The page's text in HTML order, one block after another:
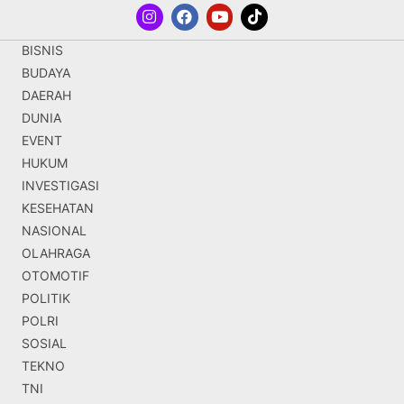
BISNIS
BUDAYA
DAERAH
DUNIA
EVENT
HUKUM
INVESTIGASI
KESEHATAN
NASIONAL
OLAHRAGA
OTOMOTIF
POLITIK
POLRI
SOSIAL
TEKNO
TNI